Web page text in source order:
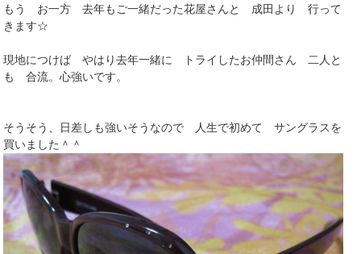
もう お一方 去年もご一緒だった花屋さんと 成田より 行って
きます☆
現地につけば やはり去年一緒に トライしたお仲間さん 二人と
も 合流。心強いです。
そうそう、日差しも強いそうなので 人生で初めて サングラスを
買いました＾＾